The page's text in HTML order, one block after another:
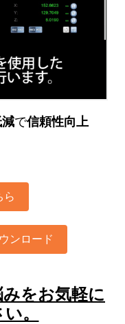
で信頼性向上
ら
ンロード
をお気軽に
。